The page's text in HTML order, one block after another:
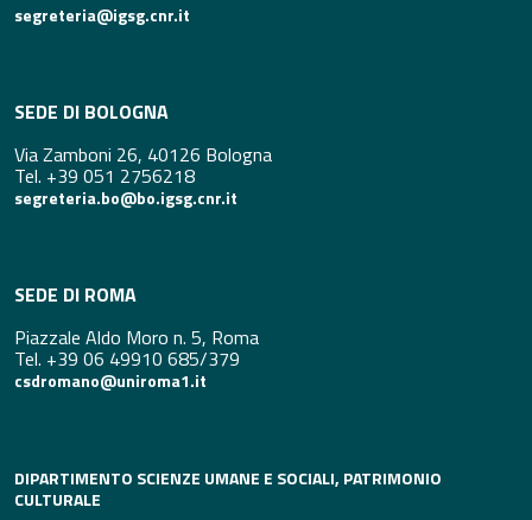
segreteria@igsg.cnr.it
SEDE DI BOLOGNA
Via Zamboni 26, 40126 Bologna
Tel. +39 051 2756218
segreteria.bo@bo.igsg.cnr.it
SEDE DI ROMA
Piazzale Aldo Moro n. 5, Roma
Tel. +39 06 49910 685/379
csdromano@uniroma1.it
DIPARTIMENTO SCIENZE UMANE E SOCIALI, PATRIMONIO
CULTURALE